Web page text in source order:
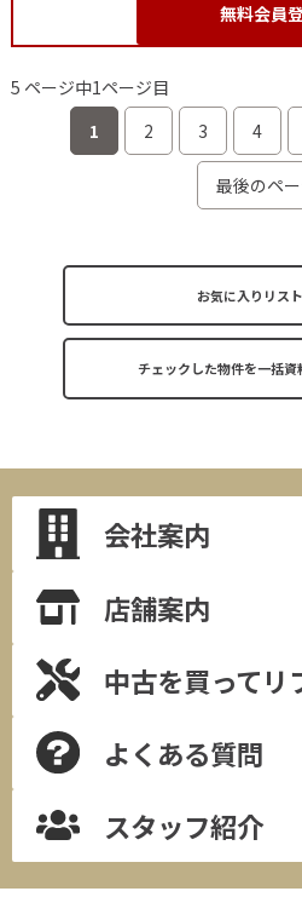
無料会員
5 ページ中1ページ目
1
2 3 4
最後のペ
お気に入りリス
会社案内
店舗案内
中古を買ってリ
よくある質問
スタッフ紹介